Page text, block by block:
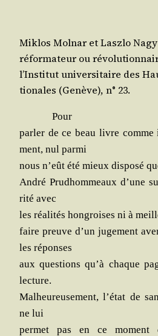
Mik­los Mol­nar et Lasz­lo
réfor­ma­teur ou
l’Ins­ti­tut uni­ver­si­taire des
tio­nales (Genève), n° 23.
Pour
par­ler de ce beau livre
ment, nul parmi
nous n’eût été mieux dis­po­sé
André Prud­hom­meaux d’une
ri­té avec
les réa­li­tés hon­groises ni à
faire preuve d’un juge­ment
les réponses
aux ques­tions qu’à chaque
lecture.
Mal­heu­reu­se­ment, l’é­tat de
ne lui
per­met pas en ce moment